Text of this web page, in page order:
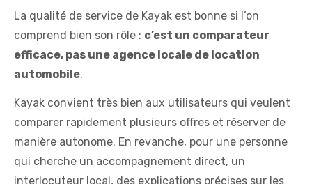
La qualité de service de Kayak est bonne si l’on
comprend bien son rôle : c’est un comparateur
efficace, pas une agence locale de location
automobile.
Kayak convient très bien aux utilisateurs qui veulent
comparer rapidement plusieurs offres et réserver de
manière autonome. En revanche, pour une personne
qui cherche un accompagnement direct, un
interlocuteur local, des explications précises sur les